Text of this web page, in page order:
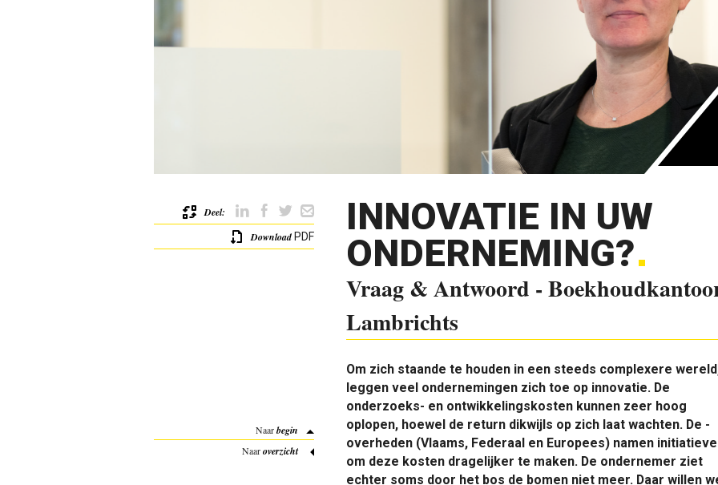
INNOVATIE IN UW
ONDERNEMING?
Vraag & Antwoord -
Lambrichts
Om zich staande te houden in een steeds complexere
leggen veel ­ondernemingen zich toe op innovatie. De
onderzoeks- en ontwikkelingskosten ­kunnen zeer hoog
oplopen, hoewel de return dikwijls op zich laat wachten. De ­
overheden (Vlaams, Federaal en Europees) namen
om deze kosten dragelijker te maken. De ondernemer ziet
echter soms door het bos de bomen niet meer. Daar willen
Deel:
DownloadPDF
Naarbegin
Naaroverzicht